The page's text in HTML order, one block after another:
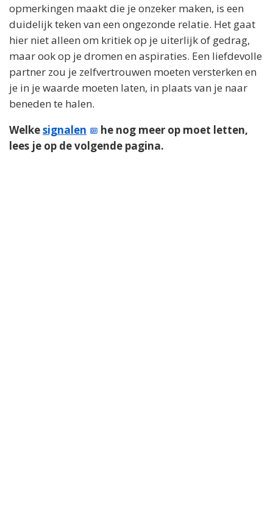
opmerkingen maakt die je onzeker maken, is een
duidelijk teken van een ongezonde relatie. Het gaat
hier niet alleen om kritiek op je uiterlijk of gedrag,
maar ook op je dromen en aspiraties. Een liefdevolle
partner zou je zelfvertrouwen moeten versterken en
je in je waarde moeten laten, in plaats van je naar
beneden te halen.
Welkesignalen
he nog meer op moet letten,
lees je op de volgende pagina.